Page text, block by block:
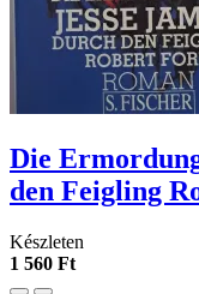
Die
den Feigling
Készleten
1 560 Ft